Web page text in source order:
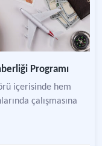
Programı
içerisinde hem
çalışmasına